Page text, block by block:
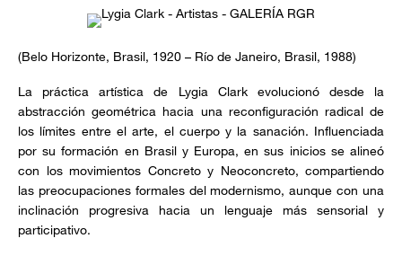
(Belo Horizonte, Brasil, 1920 – Río de Janeiro, Brasil, 1988)
La práctica artística de Lygia Clark evolucionó desde la
abstracción geométrica hacia una reconfiguración radical de
los límites entre el arte, el cuerpo y la sanación. Influenciada
por su formación en Brasil y Europa, en sus inicios se alineó
con los movimientos Concreto y Neoconcreto, compartiendo
las preocupaciones formales del modernismo, aunque con una
inclinación progresiva hacia un lenguaje más sensorial y
participativo.